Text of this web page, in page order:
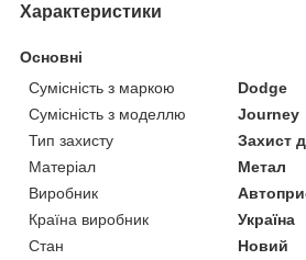
Характеристики
Основні
Сумісність з маркою
Dodge
Сумісність з моделлю
Journey
Тип захисту
Захист
Матеріал
Метал
Виробник
Країна виробник
Україна
Стан
Новий